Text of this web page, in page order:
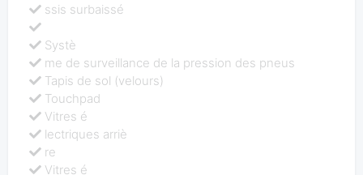
ssis surbaissé
Systè
me de surveillance de la pression des pneus
Tapis de sol (velours)
Touchpad
Vitres é
lectriques arriè
re
Vitres é